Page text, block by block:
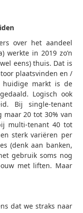
over het aandeel
werkte in 2019 zo’n
eens) thuis. Dat is
plaatsvinden en /
markt is de
Logisch ook
Bij single-tenant
20 tot 30% van
multi-tenant 40 tot
sterk variëren per
(denk aan banken,
gebruik soms nog
met liften. Maar
dat we straks naar